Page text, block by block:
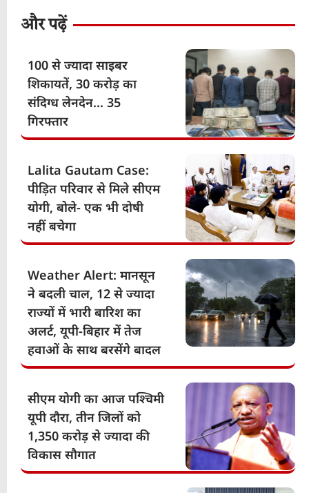
और पढ़ें
100 से ज्यादा साइबर
शिकायतें, 30 करोड़ का
संदिग्ध लेनदेन… 35
गिरफ्तार
Lalita Gautam Case:
पीड़ित परिवार से मिले सीएम
योगी, बोले- एक भी दोषी
नहीं बचेगा
Weather Alert: मानसून
ने बदली चाल, 12 से ज्यादा
राज्यों में भारी बारिश का
अलर्ट, यूपी-बिहार में तेज
हवाओं के साथ बरसेंगे बादल
सीएम योगी का आज पश्चिमी
यूपी दौरा, तीन जिलों को
1,350 करोड़ से ज्यादा की
विकास सौगात